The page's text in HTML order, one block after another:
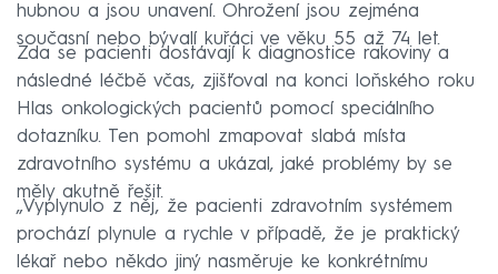
hubnou a jsou unavení. Ohrožení jsou zejména
současní nebo bývalí kuřáci ve věku 55 až 74 let.
Zda se pacienti dostávají k diagnostice rakoviny a
následné léčbě včas, zjišťoval na konci loňského roku
Hlas onkologických pacientů pomocí speciálního
dotazníku. Ten pomohl zmapovat slabá místa
zdravotního systému a ukázal, jaké problémy by se
měly akutně řešit.
„Vyplynulo z něj, že pacienti zdravotním systémem
prochází plynule a rychle v případě, že je praktický
lékař nebo někdo jiný nasměruje ke konkrétnímu